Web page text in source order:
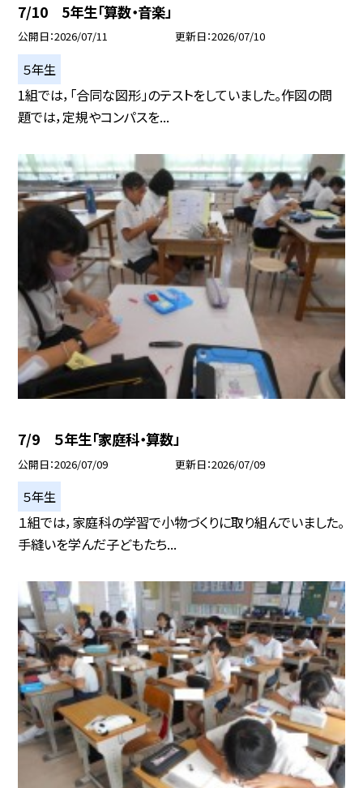
7/10 5年生「算数・音楽」
公開日 2026/07/11 更新日 2026/07/10
５年生
1組では，「合同な図形」のテストをしていました。作図の問
題では，定規やコンパスを...
7/9 ５年生「家庭科・算数」
公開日 2026/07/09 更新日 2026/07/09
５年生
１組では，家庭科の学習で小物づくりに取り組んでいました。
手縫いを学んだ子どもたち...